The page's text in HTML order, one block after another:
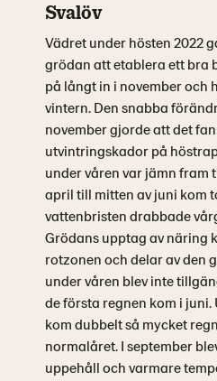
Svalöv
Vädret under hösten 2022
grödan att etablera ett bra
på långt in i november och
vintern. Den snabba
november gjorde att det
utvintringskador på
under våren var jämn fram
april till mitten av juni kom
vattenbristen drabbade
Grödans upptag av näring
rotzonen och delar av den
under våren blev inte
de första regnen kom i
kom dubbelt så mycket
normalåret. I september
uppehåll och varmare